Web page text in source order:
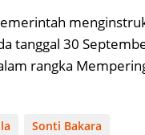
tanggal 30
rangka
Sonti Bakara